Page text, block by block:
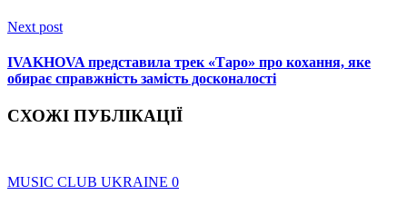
Next post
IVAKHOVA представила трек «Таро» про кохання, яке
обирає справжність замість досконалості
СХОЖІ ПУБЛІКАЦІЇ
MUSIC CLUB UKRAINE 0